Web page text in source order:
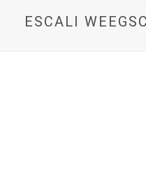
ESCALI